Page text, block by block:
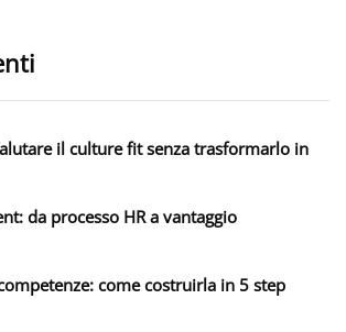
il culture fit senza trasformarlo in
da processo HR a vantaggio
come costruirla in 5 step